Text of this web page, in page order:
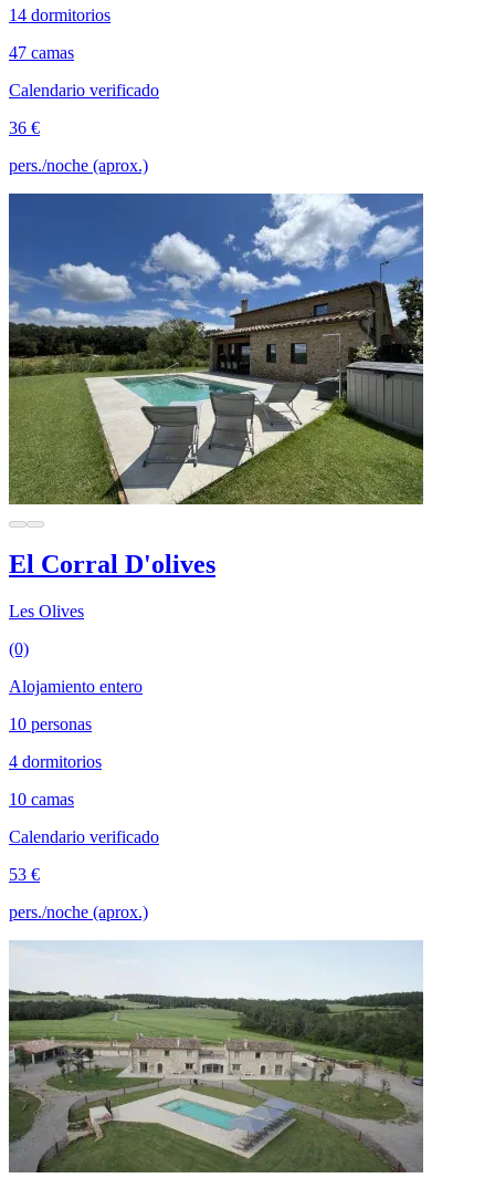
14 dormitorios
47 camas
Calendario verificado
36 €
pers./noche (aprox.)
El Corral D'olives
Les Olives
(0)
Alojamiento entero
10 personas
4 dormitorios
10 camas
Calendario verificado
53 €
pers./noche (aprox.)